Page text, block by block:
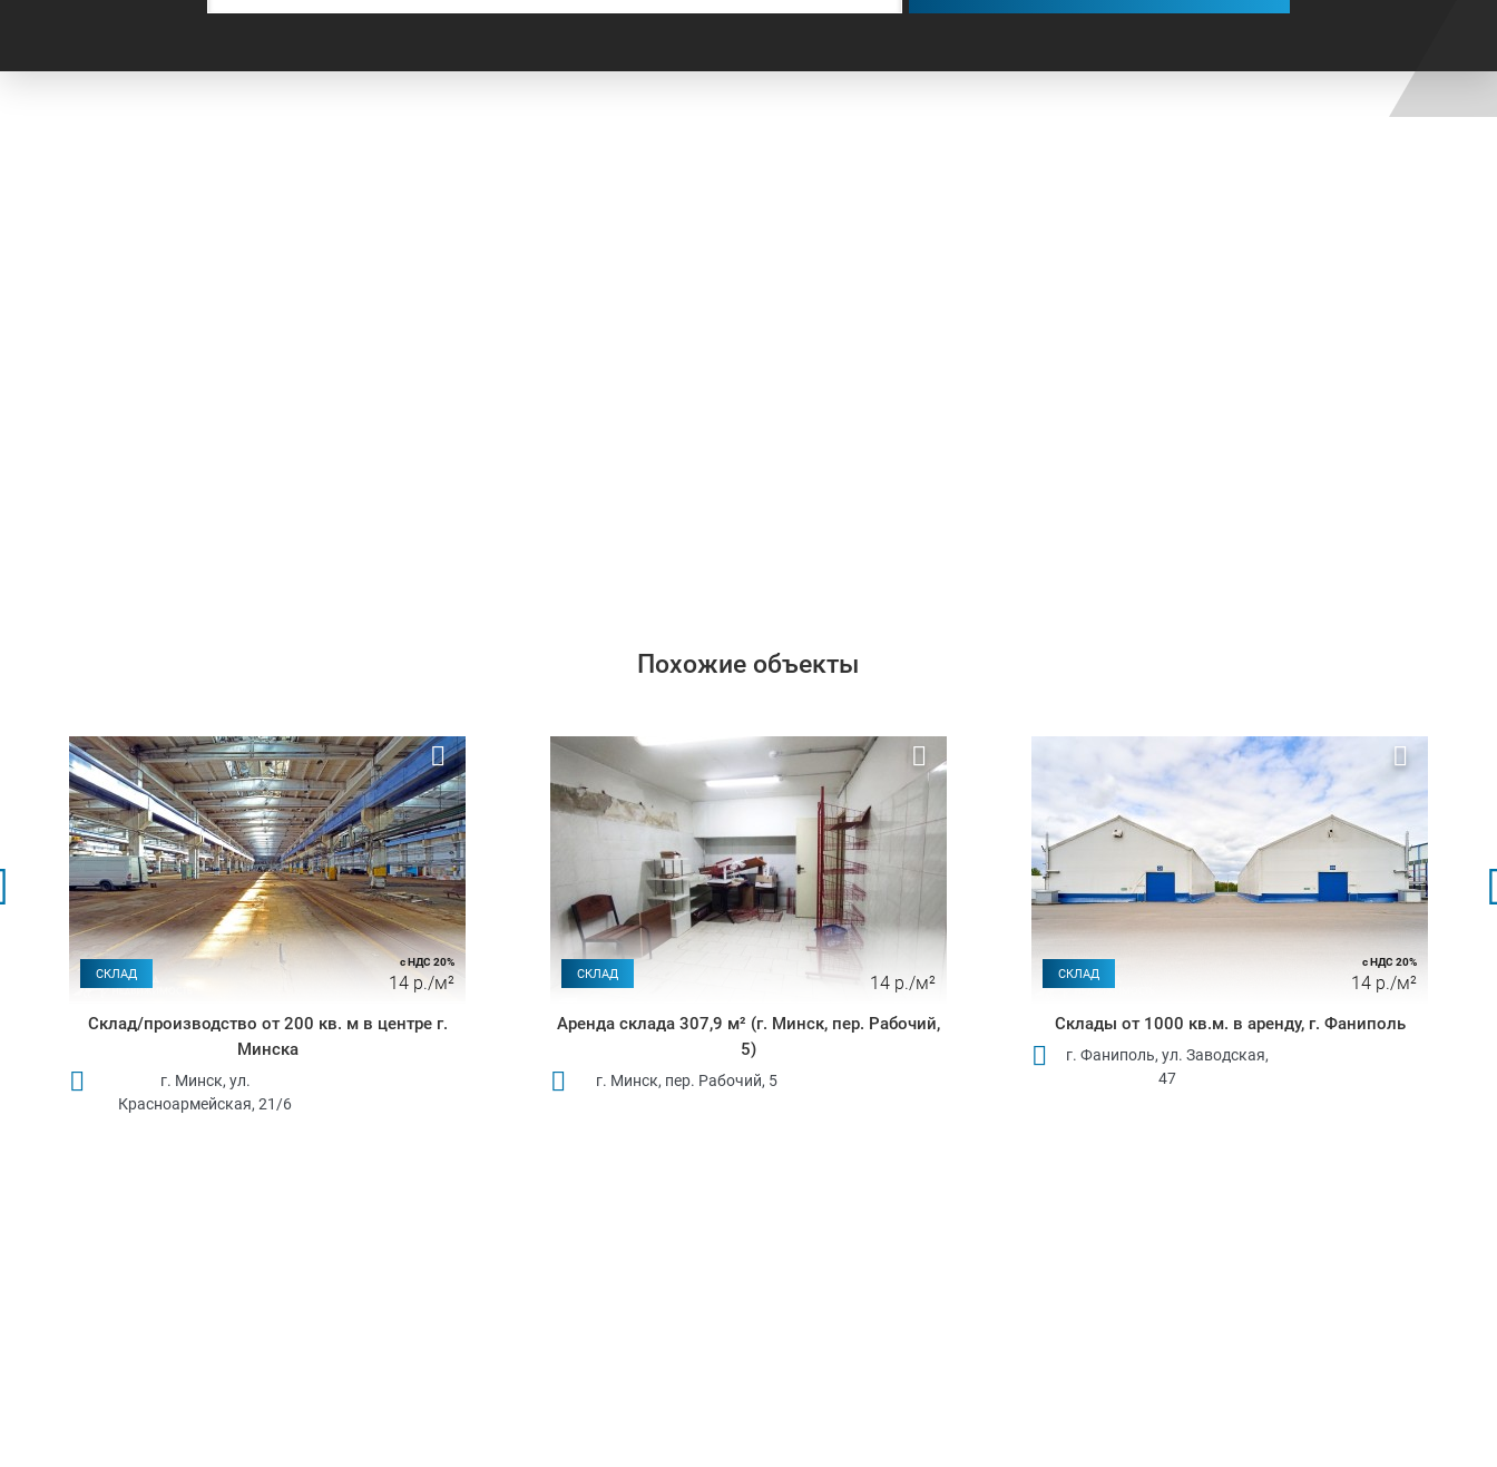
Похожие объекты
СКЛАД
с НДС 20%
14 р./м²
Склад/производство от 200 кв. м в центре г.
Минска
г. Минск, ул.
Красноармейская, 21/6
СКЛАД 14 р./м²
Аренда склада 307,9 м² (г. Минск, пер. Рабочий,
5)
г. Минск, пер. Рабочий, 5
СКЛАД
с НДС 20%
14 р./м²
Склады от 1000 кв.м. в аренду, г. Фаниполь
г. Фаниполь, ул. Заводская,
47